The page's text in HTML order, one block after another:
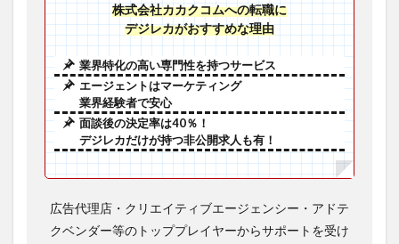
株式会社カカクコムへの転職に
デジレカがおすすめな理由
業界特化の高い専門性を持つサービス
エージェントはマーケティング
業界経験者で安心
面談後の決定率は40％！
デジレカだけが持つ非公開求人も有！
広告代理店・クリエイティブエージェンシー・アドテ
クベンダー等のトッププレイヤーからサポートを受け